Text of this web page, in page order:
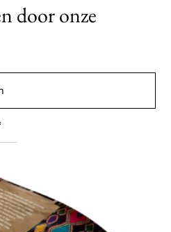
door onze